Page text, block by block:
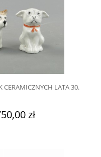
CERAMICZNYCH LATA 30.
zł